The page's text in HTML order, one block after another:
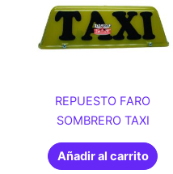
REPUESTO FARO
SOMBRERO TAXI
Añadir al carrito